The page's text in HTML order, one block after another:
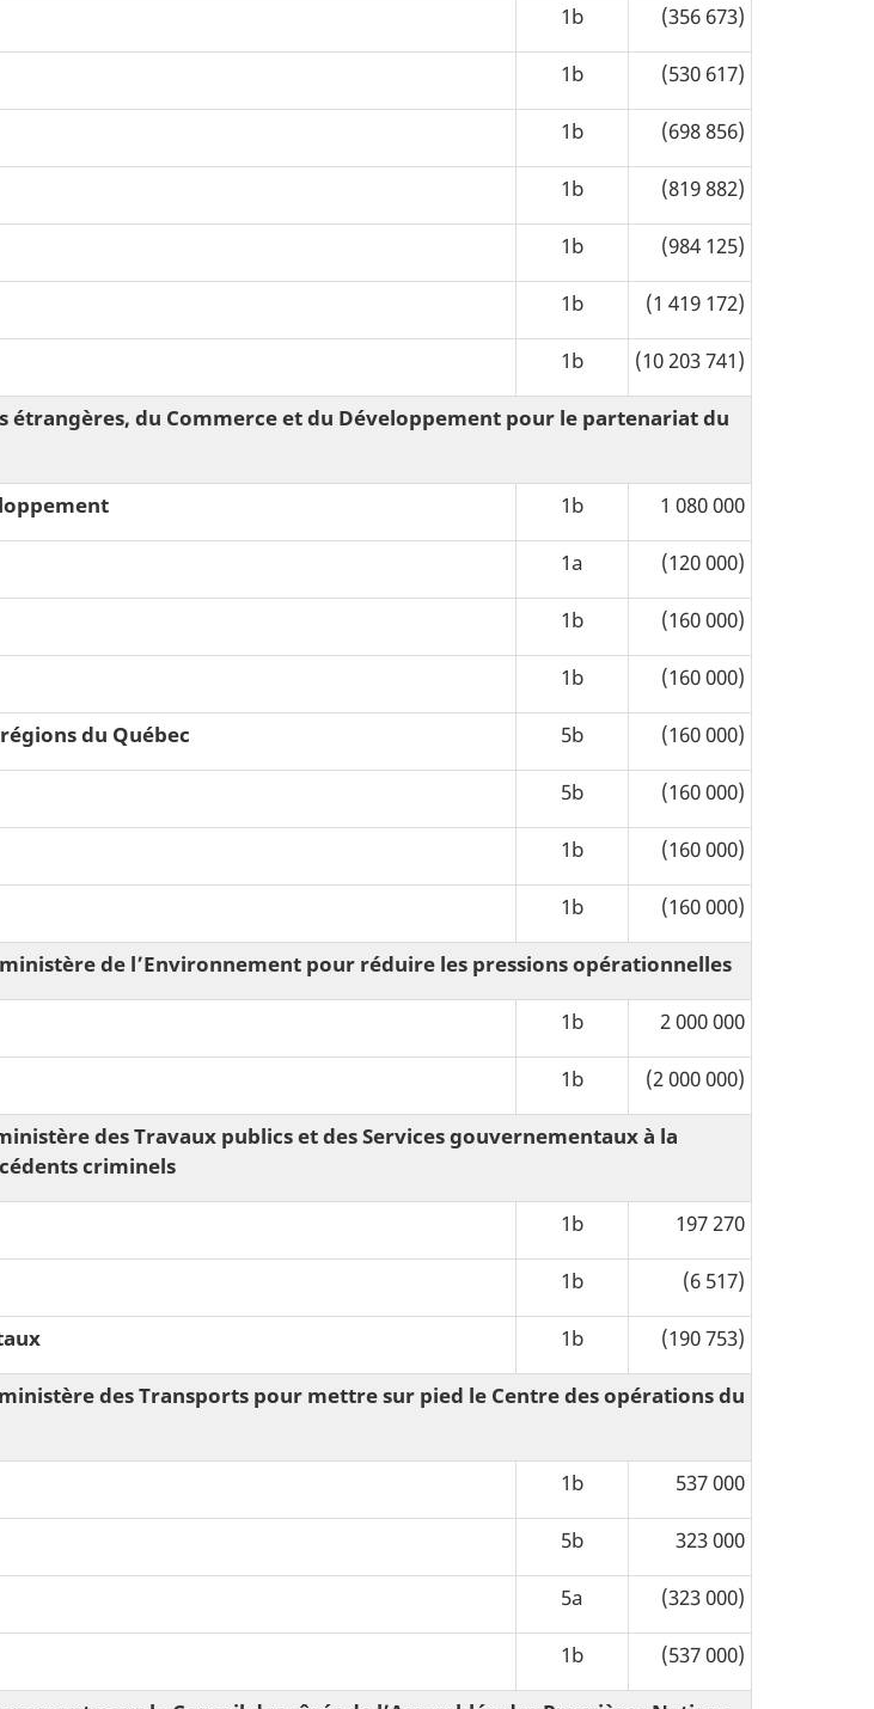
1b
(356 673)
1b
(530 617)
1b
(698 856)
1b
(819 882)
1b
(984 125)
1b
(1 419 172)
1b
(10 203 741)
du Commerce et du Développement pour le partenariat du
1b
1 080 000
1a
(120 000)
1b
(160 000)
1b
(160 000)
du Québec
5b
(160 000)
5b
(160 000)
1b
(160 000)
1b
(160 000)
de l’Environnement pour réduire les pressions opérationnelles
1b
2 000 000
1b
(2 000 000)
des Travaux publics et des Services gouvernementaux à la
criminels
1b
197 270
1b
(6 517)
1b
(190 753)
des Transports pour mettre sur pied le Centre des opérations du
1b
537 000
5b
323 000
5a
(323 000)
1b
(537 000)